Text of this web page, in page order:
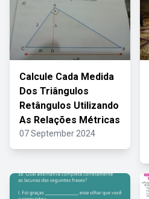
Calcule Cada Medida
Dos Triângulos
Retângulos Utilizando
As Relações Métricas
07 September 2024